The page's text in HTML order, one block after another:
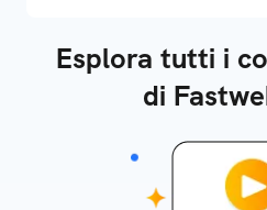
Esplora tutti i
di